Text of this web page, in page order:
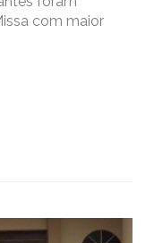
com maior